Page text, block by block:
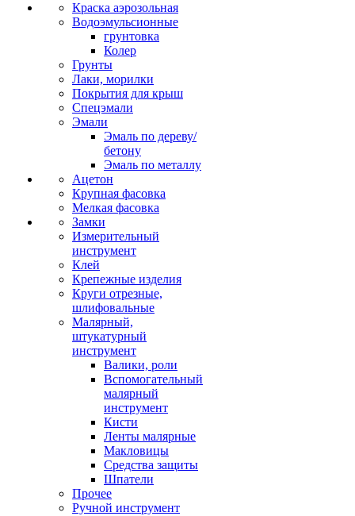
Краска аэрозольная
Водоэмульсионные
грунтовка
Колер
Грунты
Лаки, морилки
Покрытия для крыш
Спецэмали
Эмали
Эмаль по дереву/
бетону
Эмаль по металлу
Ацетон
Крупная фасовка
Мелкая фасовка
Замки
Измерительный
инструмент
Клей
Крепежные изделия
Круги отрезные,
шлифовальные
Малярный,
штукатурный
инструмент
Валики, роли
Вспомогательный
малярный
инструмент
Кисти
Ленты малярные
Макловицы
Средства защиты
Шпатели
Прочее
Ручной инструмент